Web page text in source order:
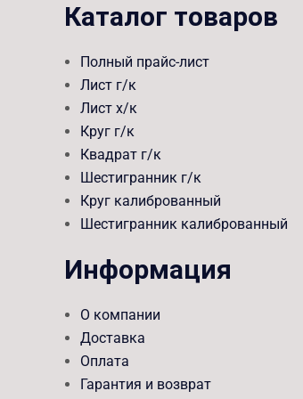
Каталог товаров
Полный прайс-лист
Лист г/к
Лист х/к
Круг г/к
Квадрат г/к
Шестигранник г/к
Круг калиброванный
Шестигранник калиброванный
Информация
О компании
Доставка
Оплата
Гарантия и возврат